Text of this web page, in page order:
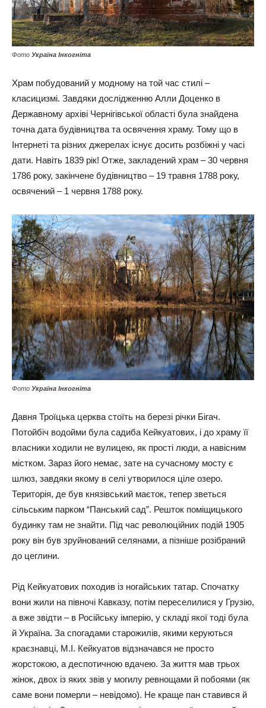
Фото Україна Інкогніта
Храм побудований у модному на той час стилі –
класицизмі. Завдяки дослідженню Алли Доценко в
Державному архіві Чернігівської області була знайдена
точна дата будівництва та освячення храму. Тому що в
Інтернеті та різних джерелах існує досить розбіжні у часі
дати. Навіть 1839 рік! Отже, закладений храм – 30 червня
1786 року, закінчене будівництво – 19 травня 1788 року,
освячений – 1 червня 1788 року.
Фото Україна Інкогніта
Давня Троїцька церква стоїть на березі річки Бігач.
Потойбіч водойми була садиба Кейкуатових, і до храму її
власники ходили не вулицею, як прості люди, а навісним
містком. Зараз його немає, зате на сучасному мосту є
шлюз, завдяки якому в селі утворилося ціле озеро.
Територія, де був князівський маєток, тепер зветься
сільським парком “Панський сад”. Решток поміщицького
будинку там не знайти. Під час революційних подій 1905
року він був зруйнований селянами, а пізніше розібраний
до цеглини.
Рід Кейкуатових походив із ногайських татар. Спочатку
вони жили на півночі Кавказу, потім переселилися у Грузію,
а вже звідти – в Російську імперію, у складі якої тоді була
й Україна. За спогадами старожилів, якими керуються
краєзнавці, М.І. Кейкуатов відзначався не просто
жорстокою, а деспотичною вдачею. За життя мав трьох
жінок, двох із яких звів у могилу ревнощами й побоями (як
саме вони померли – невідомо). Не краще пан ставився й